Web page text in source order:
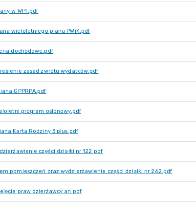
w WPF.pdf
wieloletniego planu PWiK.pdf
dochodowe.pdf
zasad zwrotu wydatków.pdf
GPPRPA.pdf
program osłonowy.pdf
Karta Rodziny 3 plus.pdf
części działki nr 122.pdf
pomieszczeń oraz wydzierżawienie części działki nr 262.pdf
praw dzierżawcy an.pdf